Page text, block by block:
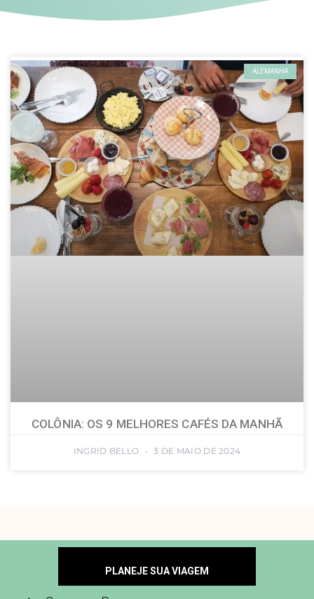
ALEMANHA
COLÔNIA: OS 9 MELHORES CAFÉS DA MANHÃ
INGRID BELLO 3 DE MAIO DE 2024
PLANEJE SUA VIAGEM